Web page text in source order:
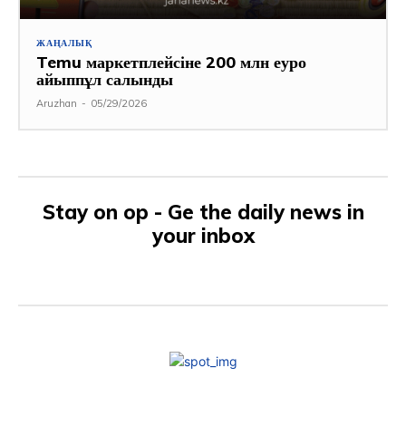
ЖАҢАЛЫҚ
Temu маркетплейсіне 200 млн еуро
айыппұл салынды
Aruzhan - 05/29/2026
Stay on op - Ge the daily news in
your inbox